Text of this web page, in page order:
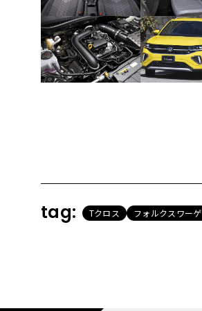
tag: Tクロス フォルクスワー